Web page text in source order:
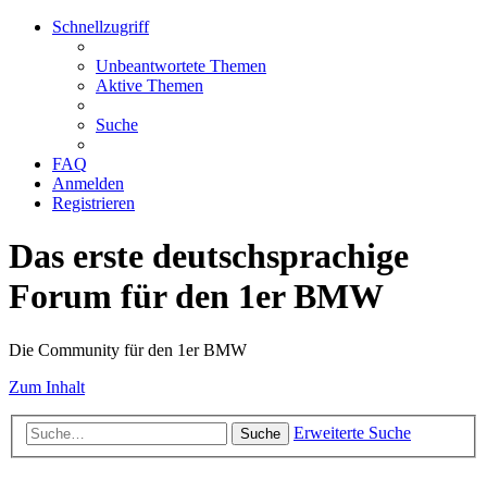
Schnellzugriff
Unbeantwortete Themen
Aktive Themen
Suche
FAQ
Anmelden
Registrieren
Das erste deutschsprachige
Forum für den 1er BMW
Die Community für den 1er BMW
Zum Inhalt
Suche Erweiterte Suche